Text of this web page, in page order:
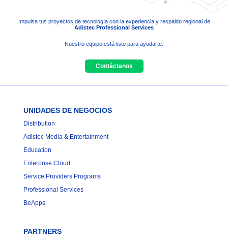
Impulsa tus proyectos de tecnología con la experiencia y respaldo regional de
Adistec Professional Services
Nuestro equipo está listo para ayudarte.
Contáctanos
UNIDADES DE NEGOCIOS
Distribution
Adistec Media & Entertainment
Education
Enterprise Cloud
Service Providers Programs
Professional Services
BeApps
PARTNERS